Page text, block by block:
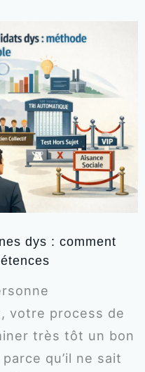
dys : comment
votre process de
très tôt un bon
qu’il ne sait